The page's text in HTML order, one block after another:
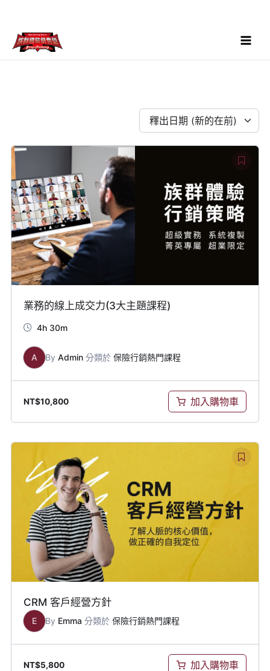
Main
釋出日期 (新的在前)
業務的線上成交力(3大主題課程)
4h 30m
A By Admin分類於 保險行銷熱門課程
NT$10,800 加入購物車
CRM 客戶經營方針
E By Emma 分類於 保險行銷熱門課程
NT$5,800 加入購物車